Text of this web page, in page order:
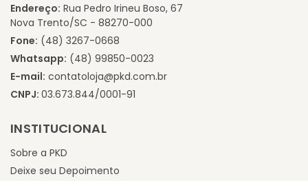
Endereço: Rua Pedro Irineu Boso, 67
Nova Trento/SC - 88270-000
Fone: (48) 3267-0668
Whatsapp: (48) 99850-0023
E-mail: contatoloja@pkd.com.br
CNPJ: 03.673.844/0001-91
INSTITUCIONAL
Sobre a PKD
Deixe seu Depoimento